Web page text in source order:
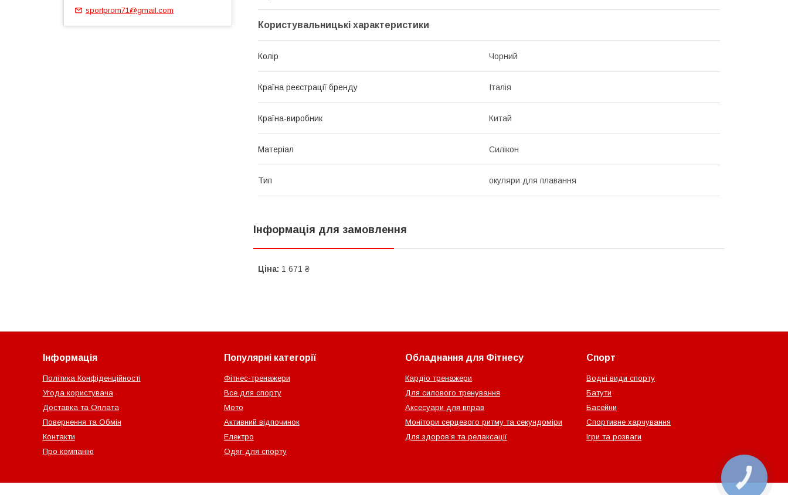
Користувальницькі характеристики
Колір Чорний
Країна реєстрації бренду Італія
Країна-виробник Китай
Матеріал Силікон
Тип окуляри для плавання
Інформація для замовлення
Ціна: 1 671 ₴
sportprom71@gmail.com
Інформація
Політика Конфіденційності
Угода користувача
Доставка та Оплата
Повернення та Обмін
Контакти
Про компанію
Популярні категорії
Фітнес-тренажери
Все для спорту
Мото
Активний відпочинок
Електро
Одяг для спорту
Обладнання для Фітнесу
Кардіо тренажери
Для силового тренування
Аксесуари для вправ
Монітори серцевого ритму та секундоміри
Для здоров’я та релаксації
Спорт
Водні види спорту
Батути
Басейни
Спортивне харчування
Ігри та розваги
КНОПКА
ЗВ'ЯЗКУ